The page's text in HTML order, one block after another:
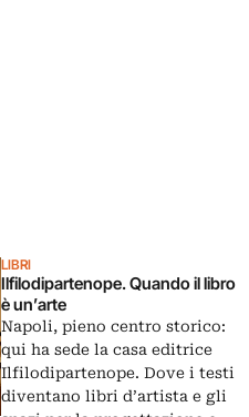
LIBRI
Ilfilodipartenope. Quando il libro
è un’arte
Napoli, pieno centro storico:
qui ha sede la casa editrice
Ilfilodipartenope. Dove i testi
diventano libri d’artista e gli